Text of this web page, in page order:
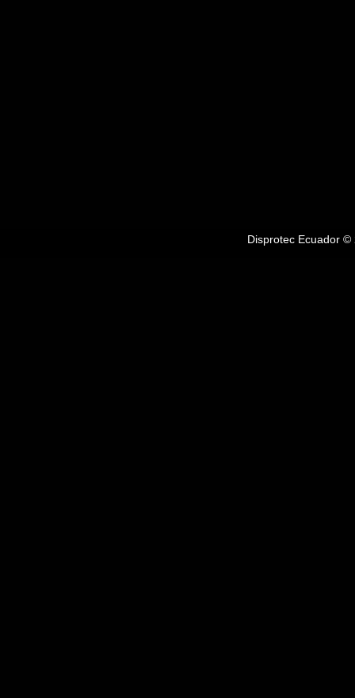
Disprotec Ecuador ©